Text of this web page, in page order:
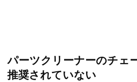
パーツクリーナーのチェ
推奨されていない